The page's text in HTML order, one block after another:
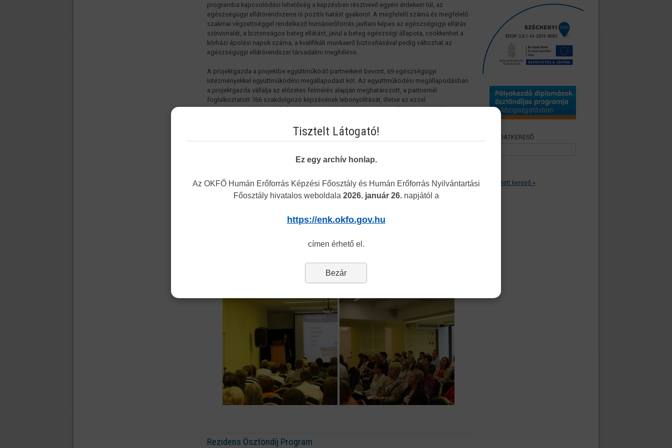
programba kapcsolódási lehetőség a képzésben résztvevő egyéni érdekein túl, az
egészségügyi ellátórendszerre is pozitív hatást gyakorol. A megfelelő számú és megfelelő
szakmai végzettséggel rendelkező humánerőforrás javítani képes az egészségügyi ellátás
színvonalát, a biztonságos beteg ellátást, javul a beteg egészségi állapota, csökkenhet a
kórházi ápolási napok száma, a kvalifikált munkaerő biztosításával pedig változhat az
egészségügyi ellátórendszer társadalmi megítélése.
A projektgazda a projektbe együttműködő partnerként bevont, 69 egészségügyi
intézményekkel együttműködési megállapodást köt. Az együttműködési megállapodásban
a projektgazda vállalja az előzetes felmérés alapján meghatározott, a partnernél
foglalkoztatott 766 szakdolgozó képzésének lebonyolítását, illetve az ezzel
kapcsolatosan felmerült, költségek, ösztöndíjak és helyettesítési díjak biztosítását az
foglalkoztatott szakdolgozó képzésben történő részvételének biztosítását, megfelelő
helyettesítését, a képzésben résztvevővel együttműködési megállapodás megkötését,
ezzel kapcsolatos adminisztráció lebonyolítását.
Rezidens Ösztöndíj Program
KÖZADATKERESŐ
Összetett kereső »
Tisztelt Látogató!
Ez egy archív honlap.
Az OKFŐ Humán Erőforrás Képzési Főosztály és Humán Erőforrás Nyilvántartási
Főosztály hivatalos weboldala 2026. január 26.napjától a
https://enk.okfo.gov.hu
címen érhető el.
Bezár